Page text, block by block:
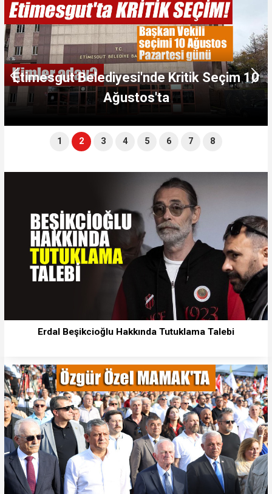
Kritik Seçim 10
Beşikcioğlu ve
1 2 3 4 5 6 7 8
Erdal Beşikcioğlu Hakkında Tutuklama Talebi